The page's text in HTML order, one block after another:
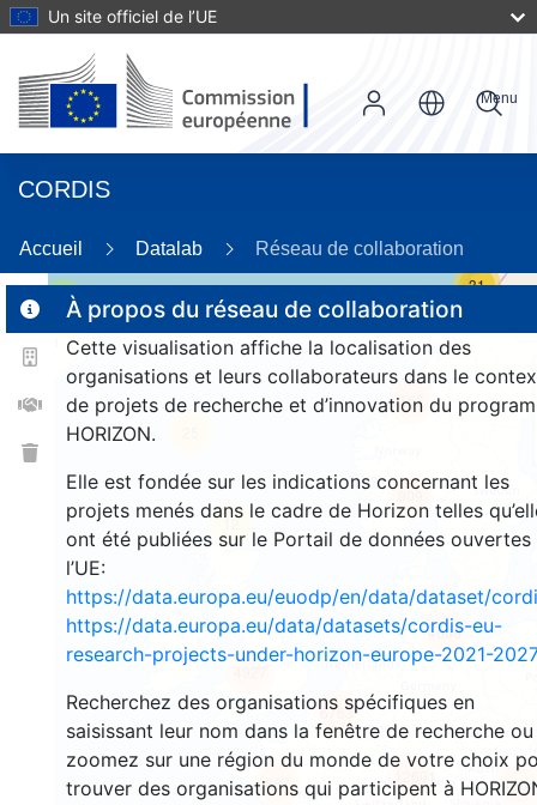
Un site officiel de l’UE
CORDIS
Menu
Accueil Datalab Réseau de collaboration
À propos du réseau de collaboration
Cette visualisation affiche la localisation des
organisations et leurs collaborateurs dans le
de projets de recherche et d’innovation du
HORIZON.
Elle est fondée sur les indications concernant les
projets menés dans le cadre de Horizon telles
ont été publiées sur le Portail de données ouvertes
l’UE:
https://data.europa.eu/euodp/en/data/dataset/
https://data.europa.eu/data/datasets/cordis-eu-
research-projects-under-horizon-europe-2021-2027
Recherchez des organisations spécifiques en
saisissant leur nom dans la fenêtre de recherche ou
zoomez sur une région du monde de votre choix
trouver des organisations qui participent à
12
6763
31
163
4008
909
4964
687